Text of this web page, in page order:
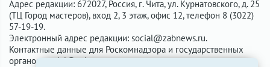
Адрес редакции: 672027, Россия, г. Чита, ул. Курнатовского, д. 25
(ТЦ Город мастеров), вход 2, 3 этаж, офис 12, телефон 8 (3022)
57-19-19.
Электронный адрес редакции: social@zabnews.ru.
Контактные данные для Роскомнадзора и государственных
органов:
social@zabnews.ru.